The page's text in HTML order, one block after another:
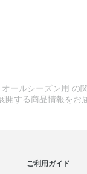
ールシーズン用 の
開する商品情報をお
ご利用ガイド